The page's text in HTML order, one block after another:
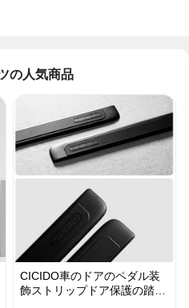
の人気商品
CICIDO車のドアのペダル装
飾ストリップドア保護の踏み